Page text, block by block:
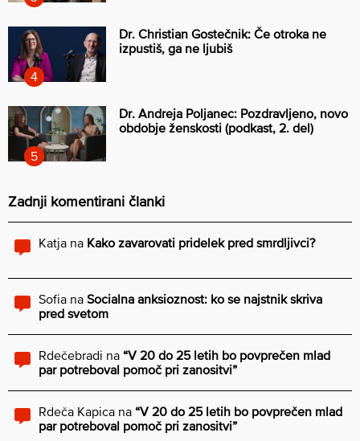
Dr. Christian Gostečnik: Če otroka ne
izpustiš, ga ne ljubiš
Dr. Andreja Poljanec: Pozdravljeno, novo
obdobje ženskosti (podkast, 2. del)
Zadnji komentirani članki
Katja na Kako zavarovati pridelek pred smrdljivci?
Sofia na Socialna anksioznost: ko se najstnik skriva
pred svetom
Rdečebradi na “V 20 do 25 letih bo povprečen mlad
par potreboval pomoč pri zanositvi”
Rdeča Kapica na “V 20 do 25 letih bo povprečen mlad
par potreboval pomoč pri zanositvi”